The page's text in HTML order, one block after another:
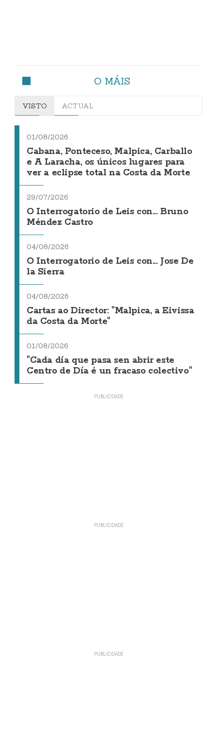
O MÁIS
VISTO ACTUAL
01/08/2026
Cabana, Ponteceso, Malpica, Carballo
e A Laracha, os únicos lugares para
ver a eclipse total na Costa da Morte
29/07/2026
O Interrogatorio de Leis con... Bruno
Méndez Castro
04/08/2026
O Interrogatorio de Leis con... Jose De
la Sierra
04/08/2026
Cartas ao Director: "Malpica, a Eivissa
da Costa da Morte"
01/08/2026
"Cada día que pasa sen abrir este
Centro de Día é un fracaso colectivo"